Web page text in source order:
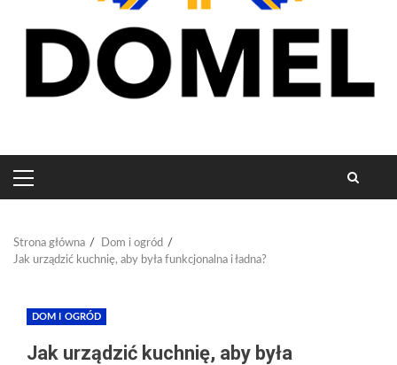
PRIMARY
MENU
Strona główna
Dom i ogród
Jak urządzić kuchnię, aby była funkcjonalna i ładna?
DOM I OGRÓD
Jak urządzić kuchnię, aby była